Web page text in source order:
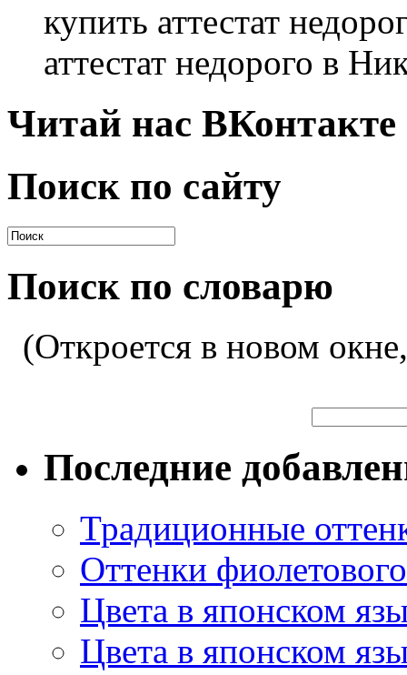
купить аттестат
аттестат недорого в
Читай нас ВКонтакте
Поиск по сайту
Поиск по словарю
(Откроется в новом
Последние
Традиционные
Оттенки
Цвета в японском
Цвета в японском